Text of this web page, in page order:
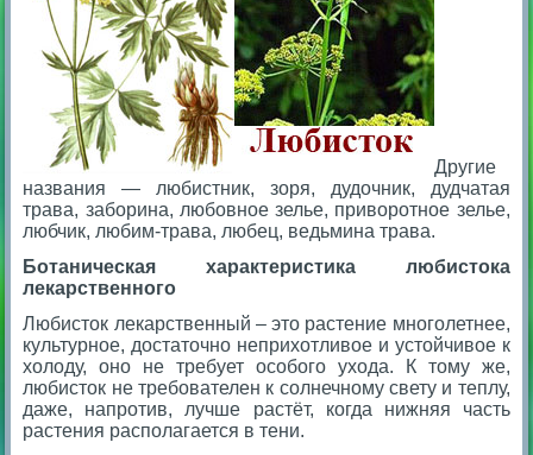
Другие
названия — любистник, зоря, дудочник, дудчатая
трава, заборина, любовное зелье, приворотное зелье,
любчик, любим-трава, любец, ведьмина трава.
Ботаническая характеристика любистока
лекарственного
Любисток лекарственный – это растение многолетнее,
культурное, достаточно неприхотливое и устойчивое к
холоду, оно не требует особого ухода. К тому же,
любисток не требователен к солнечному свету и теплу,
даже, напротив, лучше растёт, когда нижняя часть
растения располагается в тени.